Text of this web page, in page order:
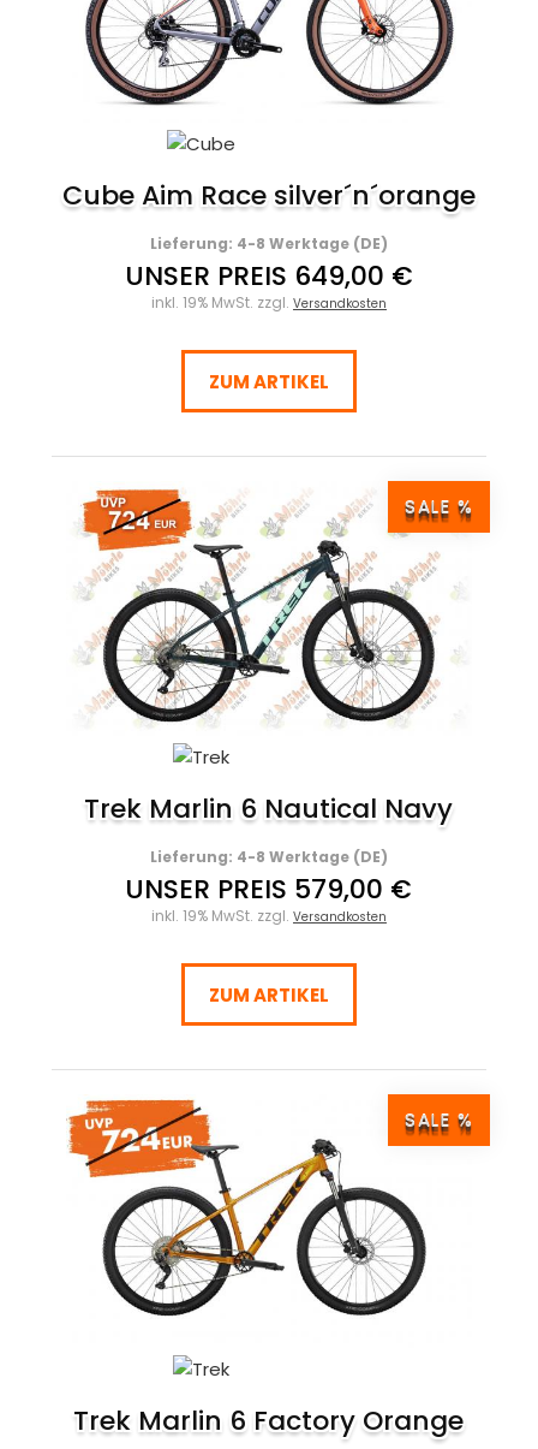
Cube Aim Race silver´n´orange
Lieferung: 4-8 Werktage (DE)
UNSER PREIS 649,00 €
inkl. 19% MwSt. zzgl. Versandkosten
ZUM ARTIKEL
SALE %
Trek Marlin 6 Nautical Navy
Lieferung: 4-8 Werktage (DE)
UNSER PREIS 579,00 €
inkl. 19% MwSt. zzgl. Versandkosten
ZUM ARTIKEL
SALE %
Trek Marlin 6 Factory Orange